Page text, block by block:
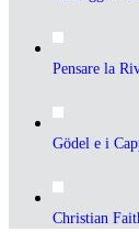
Pensare la
Gödel e i
Christian